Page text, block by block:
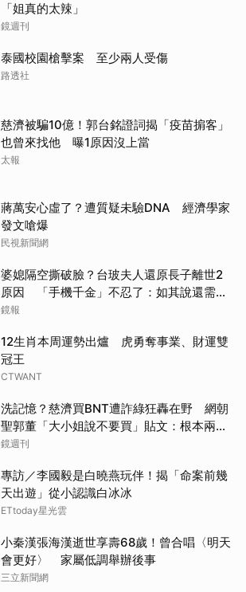
「姐真的太辣」
鏡週刊
泰國校園槍擊案 至少兩人受傷
路透社
慈濟被騙10億！郭台銘證詞揭「疫苗掮客」
也曾來找他 曝1原因沒上當
太報
蔣萬安心虛了？遭質疑未驗DNA 經濟學家
發文嗆爆
民視新聞網
婆媳隔空撕破臉？台玻夫人還原長子離世2
原因 「手機千金」不忍了：如其說還需要
離開嗎？
鏡報
12生肖本周運勢出爐 虎勇奪事業、財運雙
冠王
CTWANT
洗記憶？慈濟買BNT遭詐綠狂轟在野 網朝
聖郭董「大小姐說不要買」貼文：根本兩碼
事
鏡週刊
專訪／李國毅是白曉燕玩伴！揭「命案前幾
天出遊」從小認識白冰冰
ETtoday星光雲
小秦漢張海漢逝世享壽68歲！曾合唱〈明天
會更好〉 家屬低調舉辦後事
三立新聞網